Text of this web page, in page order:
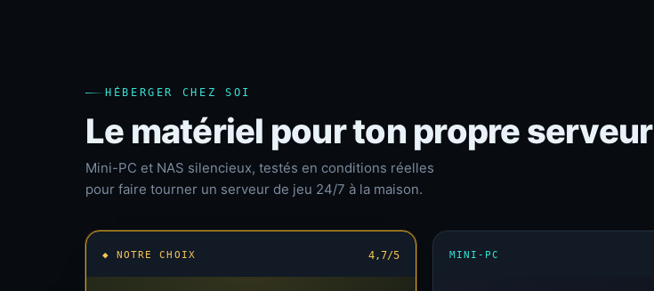
HÉBERGER CHEZ SOI
Le matériel pour ton propre serveur
Mini-PC et NAS silencieux, testés en conditions réelles
pour faire tourner un serveur de jeu 24/7 à la maison.
◆ NOTRE CHOIX 4,7/5 MINI-PC